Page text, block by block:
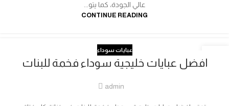
عالي الجودة، كما يتو...
CONTINUE READING
عبايات سوداء
افضل عبايات خليجية سوداء فخمة للبنات
admin